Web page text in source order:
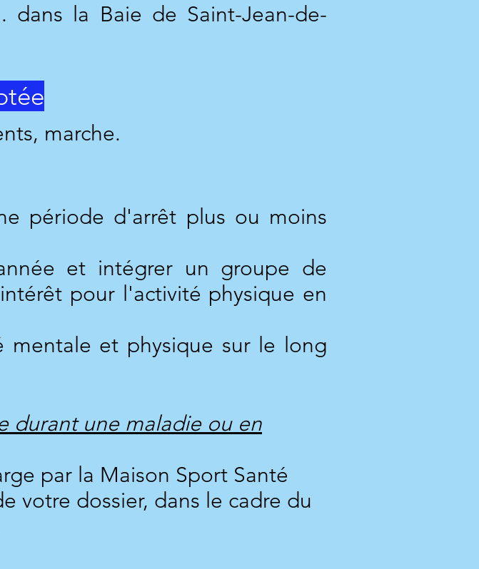
dans la Baie de Saint-Jean-de-
marche.
période d'arrêt plus ou moins
et intégrer un groupe de
pour l'activité physique en
mentale et physique sur le long
durant une maladie ou en
par la Maison Sport Santé
votre dossier, dans le cadre du